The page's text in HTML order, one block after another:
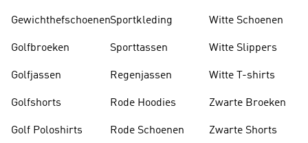
Gewichthefschoenen
Golfbroeken
Golfjassen
Golfshorts
Golf Poloshirts
Sportkleding
Sporttassen
Regenjassen
Rode Hoodies
Rode Schoenen
Witte Schoenen
Witte Slippers
Witte T-shirts
Zwarte Broeken
Zwarte Shorts